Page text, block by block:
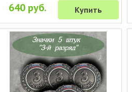
640 руб. Купить